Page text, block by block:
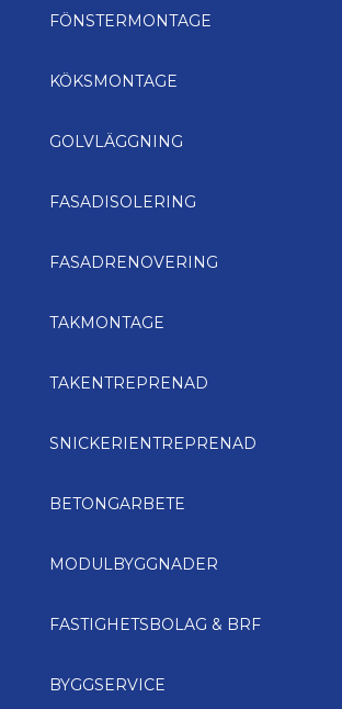
FÖNSTERMONTAGE
KÖKSMONTAGE
GOLVLÄGGNING
FASADISOLERING
FASADRENOVERING
TAKMONTAGE
TAKENTREPRENAD
SNICKERIENTREPRENAD
BETONGARBETE
MODULBYGGNADER
FASTIGHETSBOLAG & BRF
BYGGSERVICE